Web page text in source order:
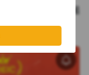
NT$4,995 起